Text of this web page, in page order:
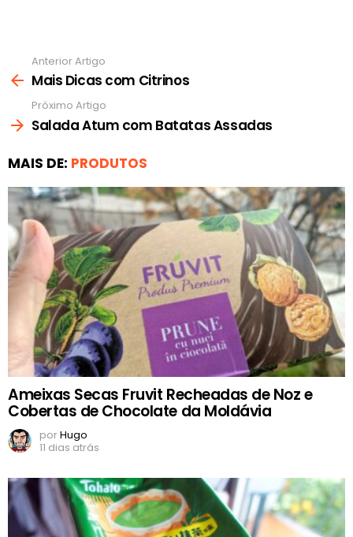
mais
Anterior Artigo
Mais Dicas com Citrinos
Próximo Artigo
Salada Atum com Batatas Assadas
MAIS DE: PRODUTOS
Ameixas Secas Fruvit Recheadas de Noz e
Cobertas de Chocolate da Moldávia
porHugo
11 dias atrás